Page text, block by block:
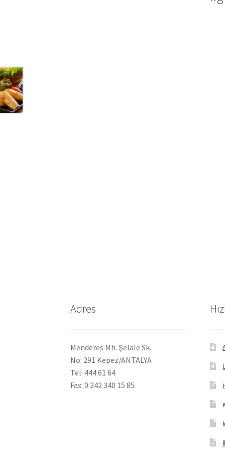
Adres
Menderes Mh. Şelale Sk.
No: 291 Kepez/ANTALYA
Tel: 444 61 64
Fax: 0 242 340 15 85